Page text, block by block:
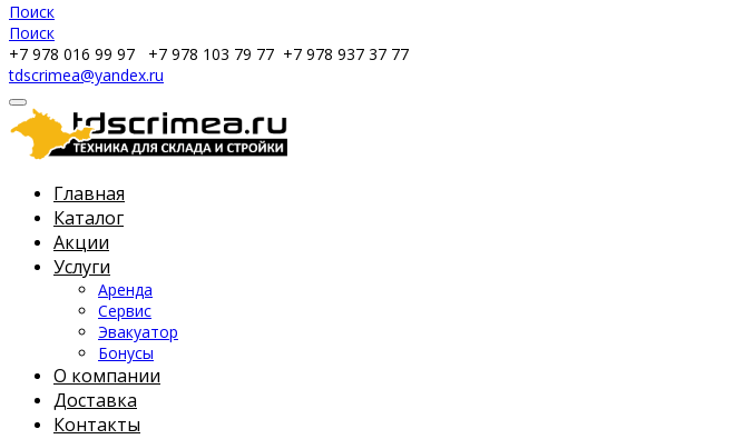
Поиск
Поиск
+7 978 016 99 97
+7 978 103 79 77 +7 978 937 37 77
tdscrimea@yandex.ru
Главная
Каталог
Акции
Услуги
Аренда
Сервис
Эвакуатор
Бонусы
О компании
Доставка
Контакты